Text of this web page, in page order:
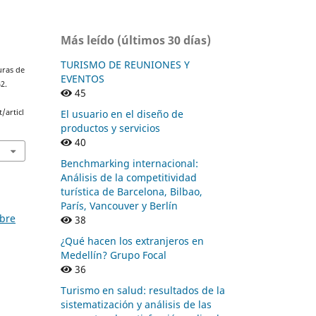
de
articl
Más leído (últimos 30 días)
TURISMO DE REUNIONES Y
EVENTOS
45
El usuario en el diseño de
productos y servicios
40
Benchmarking internacional:
Análisis de la competitividad
turística de Barcelona, Bilbao,
París, Vancouver y Berlín
38
¿Qué hacen los extranjeros en
Medellín? Grupo Focal
36
Turismo en salud: resultados de la
sistematización y análisis de las